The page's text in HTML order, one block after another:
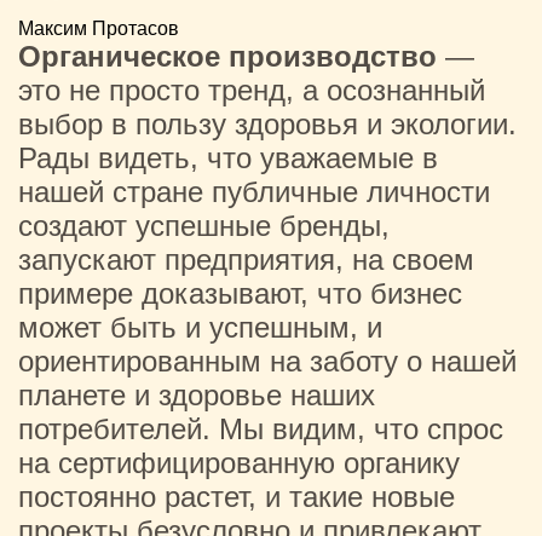
Максим Протасов
Органическое производство —
это не просто тренд, а осознанный
выбор в пользу здоровья и экологии.
Рады видеть, что уважаемые в
нашей стране публичные личности
создают успешные бренды,
запускают предприятия, на своем
примере доказывают, что бизнес
может быть и успешным, и
ориентированным на заботу о нашей
планете и здоровье наших
потребителей. Мы видим, что спрос
на сертифицированную органику
постоянно растет, и такие новые